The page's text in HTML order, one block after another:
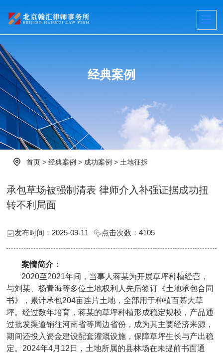
经典案例
首页 >经典案例 > 成功案例 > 土地征拆
承包草场被强制清表 律师介入补强证据成功扭
转不利局面
发布时间：2025-09-11 点击次数：4105
案情简介：
2020至2021年间，当事人蒋某为开展草坪种植经营，
与刘某、杨青海等多位土地权利人先后签订《土地承包合同
书》，累计承包204亩连片土地，全部用于种植百慕大草
坪。经过数年培育，蒋某的草坪种植形成稳定规模，产品通
过批发渠道销往河南省等周边省份，成为其主要经济来源，
期间还投入资金建设配套灌溉设施，保障草坪生长与产出稳
定。2024年4月12日，土地所属的县林场在未提前书面通